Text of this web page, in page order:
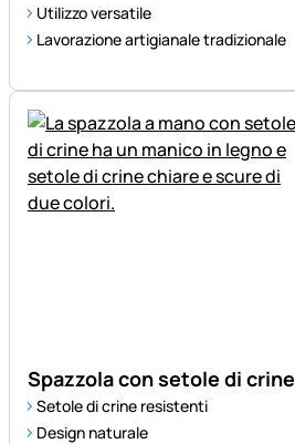
Utilizzo versatile
Lavorazione artigianale tradizionale
Spazzola con setole di crine
Setole di crine resistenti
Design naturale